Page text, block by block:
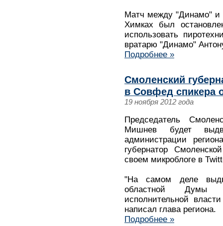
Матч между "Динамо" и
Химках был
использовать
вратарю "Динамо"
Подробнее »
Смоленский
в Совфед
19 ноября 2012 года
Председатель
Мишнев будет
администрации
губернатор
своем микроблоге в
"На самом деле
областной Думы
исполнительной
написал глава региона.
Подробнее »